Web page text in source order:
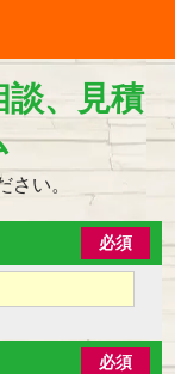
談、見積
さい。
必須
必須